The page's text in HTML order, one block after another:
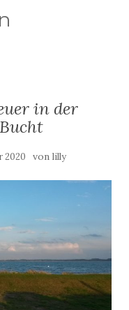
in der
2020 von lilly